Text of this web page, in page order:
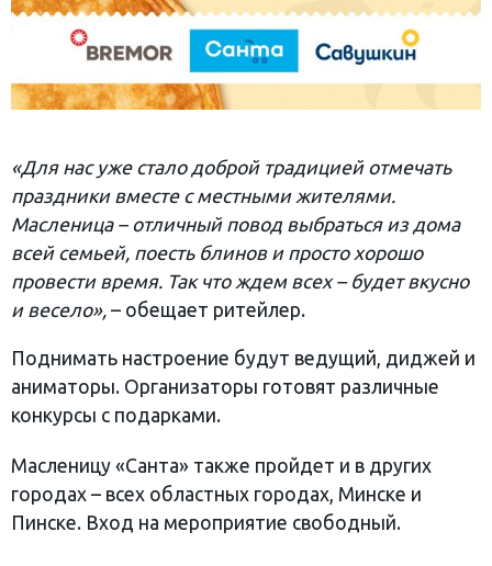
«Для нас уже сталодобройтрадицией отмечать
праздники вместе с местными жителями.
Масленица – отличный повод выбраться из дома
всей семьей, поесть блинов и просто хорошо
провести время. Так что ждем всех – будет вкусно
и весело», – обещает ритейлер.
Поднимать настроение будут ведущий, диджей и
аниматоры. Организаторы готовят различные
конкурсы с подарками.
Масленицу «Санта» также пройдет и в других
городах – всех областных городах, Минске и
Пинске. Вход на мероприятие свободный.